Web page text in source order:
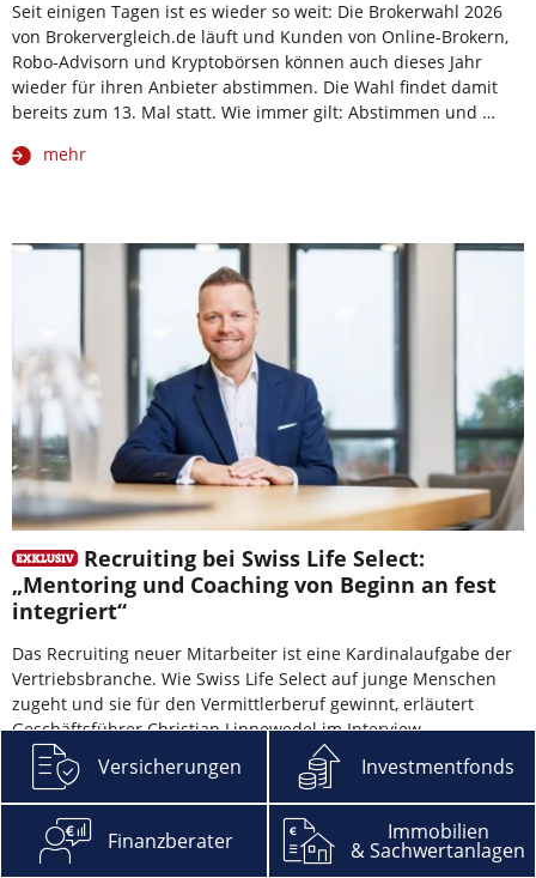
Seit einigen Tagen ist es wieder so weit: Die Brokerwahl 2026
von Brokervergleich.de läuft und Kunden von Online-Brokern,
Robo-Advisorn und Kryptobörsen können auch dieses Jahr
wieder für ihren Anbieter abstimmen. Die Wahl findet damit
bereits zum 13. Mal statt. Wie immer gilt: Abstimmen und …
mehr
Recruiting bei Swiss Life Select:
„Mentoring und Coaching von Beginn an fest
integriert“
Das Recruiting neuer Mitarbeiter ist eine Kardinalaufgabe der
Vertriebsbranche. Wie Swiss Life Select auf junge Menschen
zugeht und sie für den Vermittlerberuf gewinnt, erläutert
Geschäftsführer Christian Linnewedel im Interview.
mehr
Versicherungen Investmentfonds
Finanzberater Immobilien
& Sachwertanlagen